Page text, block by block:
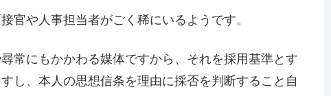
官や人事担当者がごく稀にいるようです。
常にもかかわる媒体ですから、それを採用基準とす
し、本人の思想信条を理由に採否を判断すること自